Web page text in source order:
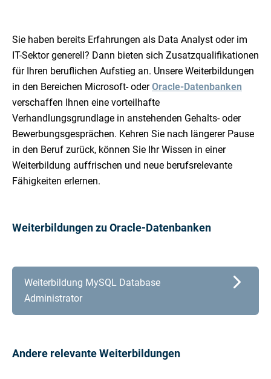
Sie haben bereits Erfahrungen als Data Analyst oder im
IT-Sektor generell? Dann bieten sich Zusatzqualifikationen
für Ihren beruflichen Aufstieg an. Unsere Weiterbildungen
in den Bereichen Microsoft- oderOracle-Datenbanken
verschaffen Ihnen eine vorteilhafte
Verhandlungsgrundlage in anstehenden Gehalts- oder
Bewerbungsgesprächen. Kehren Sie nach längerer Pause
in den Beruf zurück, können Sie Ihr Wissen in einer
Weiterbildung auffrischen und neue berufsrelevante
Fähigkeiten erlernen.
Weiterbildungen zu Oracle-Datenbanken
Weiterbildung MySQL Database
Administrator
Andere relevante Weiterbildungen